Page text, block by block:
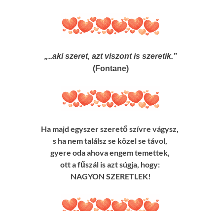
„..aki szeret, azt viszont is szeretik.”
(Fontane)
Ha majd egyszer szerető szívre vágysz,
s ha nem találsz se közel se távol,
gyere oda ahova engem temettek,
ott a fűszál is azt súgja, hogy:
NAGYON SZERETLEK!